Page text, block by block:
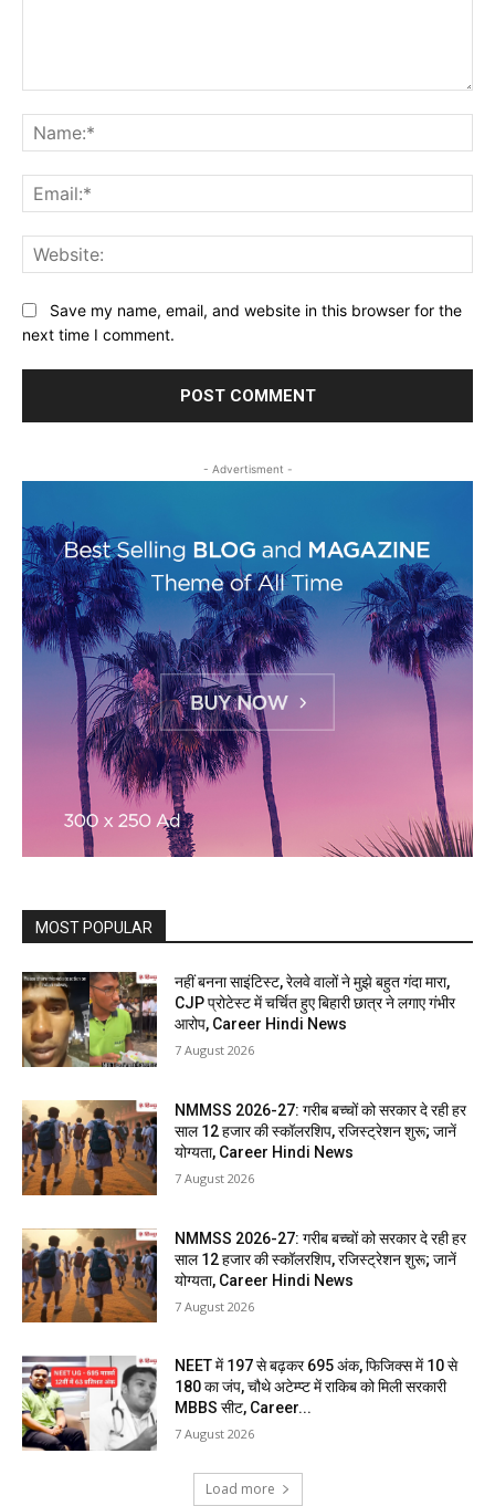
Save my name, email, and website in this browser for the
next time I comment.
- Advertisment -
MOST POPULAR
नहीं बनना साइंटिस्ट, रेलवे वालों ने मुझे बहुत गंदा मारा,
CJP प्रोटेस्ट में चर्चित हुए बिहारी छात्र ने लगाए गंभीर
आरोप, Career Hindi News
7 August 2026
NMMSS 2026-27: गरीब बच्चों को सरकार दे रही हर
साल 12 हजार की स्कॉलरशिप, रजिस्ट्रेशन शुरू; जानें
योग्यता, Career Hindi News
7 August 2026
NMMSS 2026-27: गरीब बच्चों को सरकार दे रही हर
साल 12 हजार की स्कॉलरशिप, रजिस्ट्रेशन शुरू; जानें
योग्यता, Career Hindi News
7 August 2026
NEET में 197 से बढ़कर 695 अंक, फिजिक्स में 10 से
180 का जंप, चौथे अटेम्प्ट में राकिब को मिली सरकारी
MBBS सीट, Career...
7 August 2026
Load more